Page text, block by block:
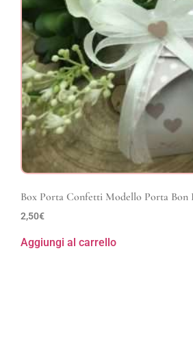
Box Porta Confetti Modello Porta Bon
2,50€
Aggiungi al carrello